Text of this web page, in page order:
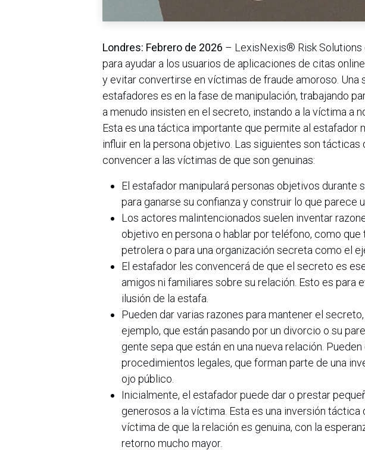
Londres: Febrero de 2026 – LexisNexis® Risk
para ayudar a los usuarios de aplicaciones de citas
y evitar convertirse en víctimas de fraude amoroso. Una
estafadores es en la fase de manipulación, trabajando
a menudo insisten en el secreto, instando a la víctima a
Esta es una táctica importante que permite al estafador
influir en la persona objetivo. Las siguientes son
convencer a las víctimas de que son genuinas:
El estafador manipulará personas objetivos durante
para ganarse su confianza y construir lo que parece
Los actores malintencionados suelen inventar
objetivo en persona o hablar por teléfono, como que
petrolera o para una organización secreta como el
El estafador les convencerá de que el secreto es
amigos ni familiares sobre su relación. Esto es para
ilusión de la estafa.
Pueden dar varias razones para mantener el
ejemplo, que están pasando por un divorcio o su
gente sepa que están en una nueva relación.
procedimientos legales, que forman parte de una
ojo público.
Inicialmente, el estafador puede dar o prestar
generosos a la víctima. Esta es una inversión
víctima de que la relación es genuina, con la
retorno mucho mayor.